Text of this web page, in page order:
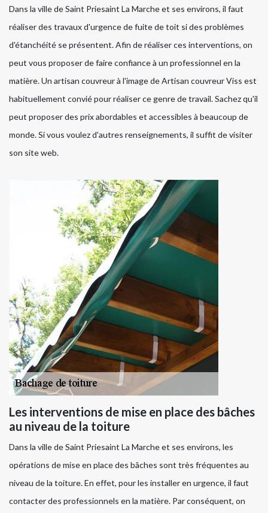
Dans la ville de Saint Priesaint La Marche et ses environs, il faut
réaliser des travaux d'urgence de fuite de toit si des problèmes
d'étanchéité se présentent. Afin de réaliser ces interventions, on
peut vous proposer de faire confiance à un professionnel en la
matière. Un artisan couvreur à l'image de Artisan couvreur Viss est
habituellement convié pour réaliser ce genre de travail. Sachez qu'il
peut proposer des prix abordables et accessibles à beaucoup de
monde. Si vous voulez d'autres renseignements, il suffit de visiter
son site web.
Les interventions de mise en place des bâches
au niveau de la toiture
Dans la ville de Saint Priesaint La Marche et ses environs, les
opérations de mise en place des bâches sont très fréquentes au
niveau de la toiture. En effet, pour les installer en urgence, il faut
contacter des professionnels en la matière. Par conséquent, on